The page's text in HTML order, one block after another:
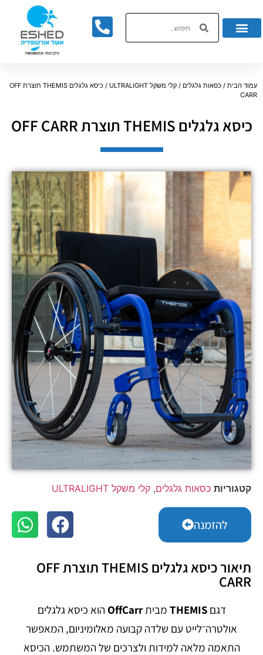
עמוד הבית / כסאות גלגלים / קלי משקל ULTRALIGHT
/ כיסא גלגלים THEMIS תוצרת OFF
CARR
כיסא גלגלים THEMIS תוצרת OFF CARR
קטגוריות כסאות גלגלים, קלי משקל ULTRALIGHT
להזמנה
תיאור כיסא גלגלים THEMIS תוצרת OFF
CARR
דגםTHEMIS מביתOffCarr הוא כיסא גלגלים
אולטרה־לייט עם שלדה קבועה מאלומיניום, המאפשר
התאמה מלאה למידות ולצרכים של המשתמש. הכיסא